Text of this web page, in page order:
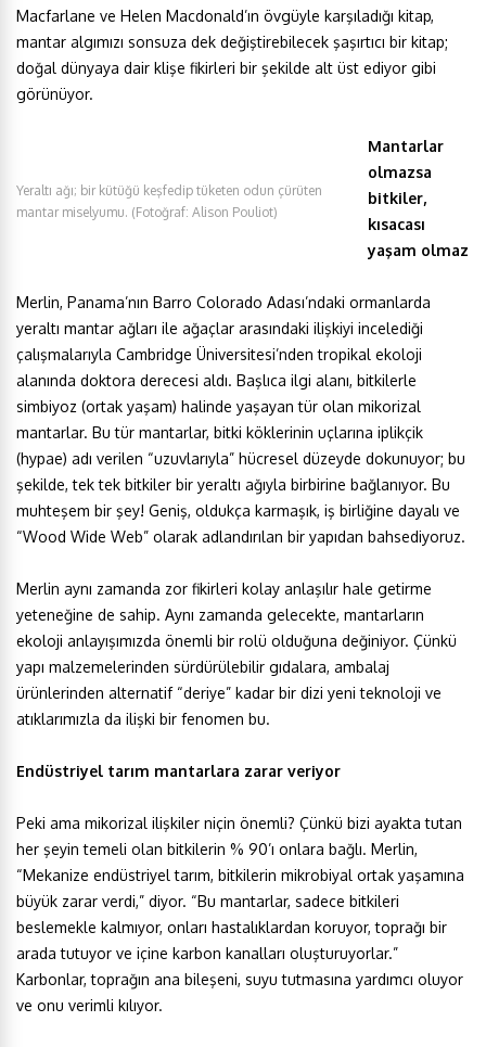
Macfarlane ve Helen Macdonald’ın övgüyle karşıladığı kitap,
mantar algımızı sonsuza dek değiştirebilecek şaşırtıcı bir kitap;
doğal dünyaya dair klişe fikirleri bir şekilde alt üst ediyor gibi
görünüyor.
Yeraltı ağı; bir kütüğü keşfedip tüketen odun çürüten
mantar miselyumu. (Fotoğraf: Alison Pouliot)
Mantarlar
olmazsa
bitkiler,
kısacası
yaşam olmaz
Merlin, Panama’nın Barro Colorado Adası’ndaki ormanlarda
yeraltı mantar ağları ile ağaçlar arasındaki ilişkiyi incelediği
çalışmalarıyla Cambridge Üniversitesi’nden tropikal ekoloji
alanında doktora derecesi aldı. Başlıca ilgi alanı, bitkilerle
simbiyoz (ortak yaşam) halinde yaşayan tür olan mikorizal
mantarlar. Bu tür mantarlar, bitki köklerinin uçlarına iplikçik
(hypae) adı verilen “uzuvlarıyla” hücresel düzeyde dokunuyor; bu
şekilde, tek tek bitkiler bir yeraltı ağıyla birbirine bağlanıyor. Bu
muhteşem bir şey! Geniş, oldukça karmaşık, iş birliğine dayalı ve
“Wood Wide Web” olarak adlandırılan bir yapıdan bahsediyoruz.
Merlin aynı zamanda zor fikirleri kolay anlaşılır hale getirme
yeteneğine de sahip. Aynı zamanda gelecekte, mantarların
ekoloji anlayışımızda önemli bir rolü olduğuna değiniyor. Çünkü
yapı malzemelerinden sürdürülebilir gıdalara, ambalaj
ürünlerinden alternatif “deriye” kadar bir dizi yeni teknoloji ve
atıklarımızla da ilişki bir fenomen bu.
Endüstriyel tarım mantarlara zarar veriyor
Peki ama mikorizal ilişkiler niçin önemli? Çünkü bizi ayakta tutan
her şeyin temeli olan bitkilerin % 90’ı onlara bağlı. Merlin,
“Mekanize endüstriyel tarım, bitkilerin mikrobiyal ortak yaşamına
büyük zarar verdi,” diyor. “Bu mantarlar, sadece bitkileri
beslemekle kalmıyor, onları hastalıklardan koruyor, toprağı bir
arada tutuyor ve içine karbon kanalları oluşturuyorlar.”
Karbonlar, toprağın ana bileşeni, suyu tutmasına yardımcı oluyor
ve onu verimli kılıyor.